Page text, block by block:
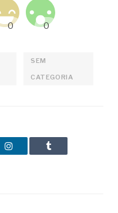
SEM
CATEGORIA
LinkedIn Tumblr